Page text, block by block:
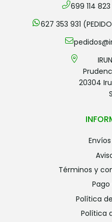
699 114 823
627 353 931
20304
términos y
política
política